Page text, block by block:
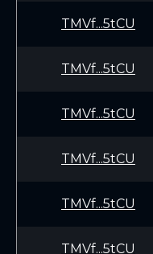
TMVf...5tCU
TMVf...5tCU
TMVf...5tCU
TMVf...5tCU
TMVf...5tCU
TMVf...5tCU